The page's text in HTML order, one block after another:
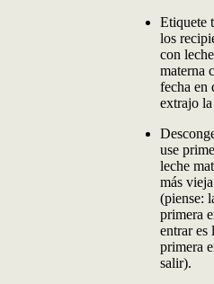
Etiquete
los
con leche
materna
fecha en
extrajo
use
leche
más vieja
(piense:
primera
entrar es
primera
salir).